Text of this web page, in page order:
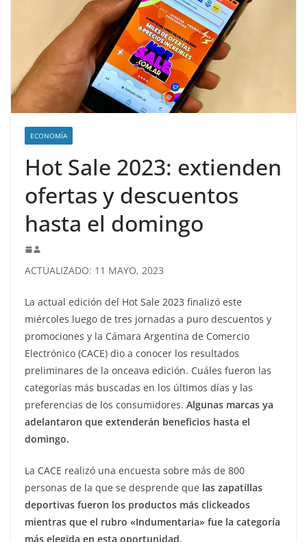
ECONOMÍA
Hot Sale 2023: extienden
ofertas y descuentos
hasta el domingo
ACTUALIZADO: 11 MAYO, 2023
La actual edición del Hot Sale 2023 finalizó este
miércoles luego de tres jornadas a puro descuentos y
promociones y la Cámara Argentina de Comercio
Electrónico (CACE) dio a conocer los resultados
preliminares de la onceava edición. Cuáles fueron las
categorías más buscadas en los últimos días y las
preferencias de los consumidores. Algunas marcas ya
adelantaron que extenderán beneficios hasta el
domingo.
La CACE realizó una encuesta sobre más de 800
personas de la que se desprende que las zapatillas
deportivas fueron los productos más clickeados
mientras que el rubro «Indumentaria» fue la categoría
más elegida en esta oportunidad.